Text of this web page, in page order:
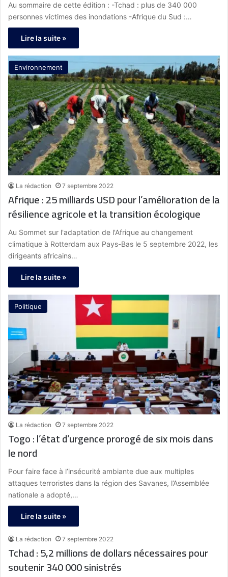
Au sommaire de cette édition : -Tchad : plus de 340 000
personnes victimes des inondations -Afrique du Sud :…
Lire la suite »
Environnement
La rédaction 7 septembre 2022
Afrique : 25 milliards USD pour l’amélioration de la
résilience agricole et la transition écologique
Au Sommet sur l'adaptation de l'Afrique au changement
climatique à Rotterdam aux Pays-Bas le 5 septembre 2022, les
dirigeants africains…
Lire la suite »
Politique
La rédaction 7 septembre 2022
Togo : l’état d’urgence prorogé de six mois dans
le nord
Pour faire face à l’insécurité ambiante due aux multiples
attaques terroristes dans la région des Savanes, l’Assemblée
nationale a adopté,…
Lire la suite »
La rédaction 7 septembre 2022
Tchad : 5,2 millions de dollars nécessaires pour
soutenir 340 000 sinistrés